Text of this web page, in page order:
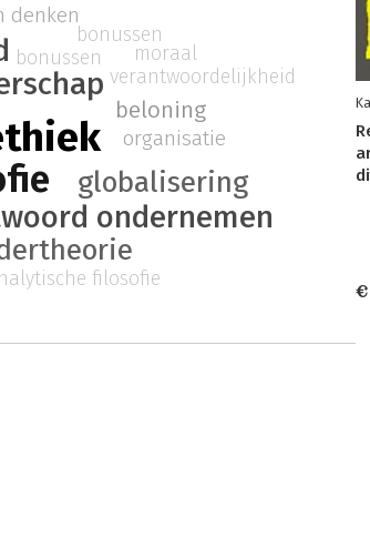
ondernemen
globalisering
beloning
denken
organisatie
bonussen
verantwoordelijkheid
filosofie
bonussen
moraal
€